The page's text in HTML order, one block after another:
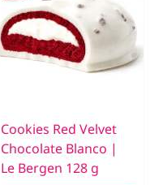
Cookies Red Velvet
Chocolate Blanco |
Le Bergen 128 g